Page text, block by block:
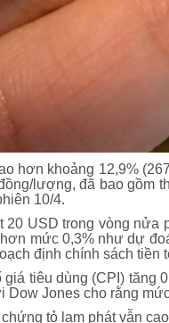
hơn khoảng 12,9%
lượng, đã bao gồm
10/4.
20 USD trong vòng
mức 0,3% như dự
định chính sách tiền
tiêu dùng (CPI) tăng
Dow Jones cho rằng
tỏ lạm phát vẫn